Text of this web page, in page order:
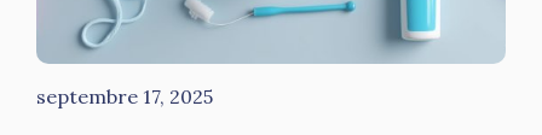
septembre 17, 2025